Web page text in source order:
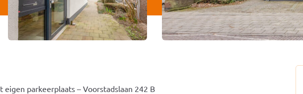
parkeerplaats – Voorstadslaan 242 B